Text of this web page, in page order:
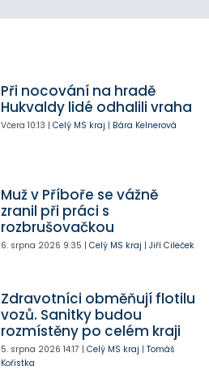
Při nocování na hradě
Hukvaldy lidé odhalili vraha
Včera 10:13 | Celý MS kraj | Bára Kelnerová
Muž v Příboře se vážně
zranil při práci s
rozbrušovačkou
6. srpna 2026 9:35 | Celý MS kraj | Jiří Cileček
Zdravotníci obměňují flotilu
vozů. Sanitky budou
rozmístěny po celém kraji
5. srpna 2026 14:17 | Celý MS kraj | Tomáš
Kořistka